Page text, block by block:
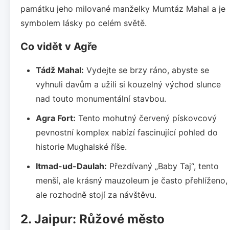
památku jeho milované manželky Mumtáz Mahal a je
symbolem lásky po celém světě.
Co vidět v Agře
Tádž Mahal: Vydejte se brzy ráno, abyste se
vyhnuli davům a užili si kouzelný východ slunce
nad touto monumentální stavbou.
Agra Fort: Tento mohutný červený pískovcový
pevnostní komplex nabízí fascinující pohled do
historie Mughalské říše.
Itmad-ud-Daulah: Přezdívaný „Baby Taj“, tento
menší, ale krásný mauzoleum je často přehlíženo,
ale rozhodně stojí za návštěvu.
2. Jaipur: Růžové město